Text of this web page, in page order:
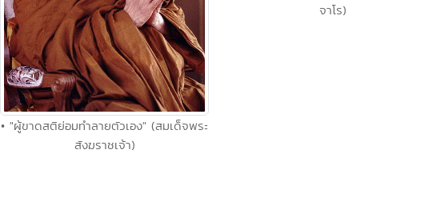
• "ผู้ขาดสติย่อมทำลายตัวเอง" (สมเด็จพระ
สังฆราชเจ้า)
จาโร)